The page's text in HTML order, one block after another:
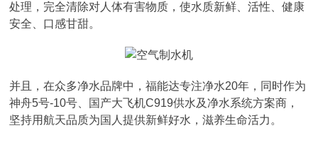
处理，完全清除对人体有害物质，使水质新鲜、活性、健康
安全、口感甘甜。
并且，在众多净水品牌中，福能达专注净水20年，同时作为
神舟5号-10号、国产大飞机C919供水及净水系统方案商，
坚持用航天品质为国人提供新鲜好水，滋养生命活力。